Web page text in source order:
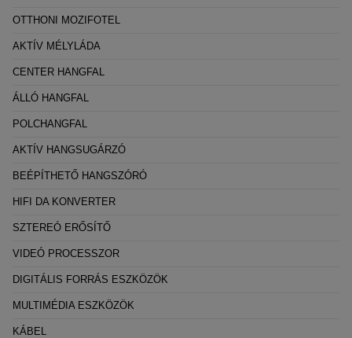
OTTHONI MOZIFOTEL
AKTÍV MÉLYLÁDA
CENTER HANGFAL
ÁLLÓ HANGFAL
POLCHANGFAL
AKTÍV HANGSUGÁRZÓ
BEÉPÍTHETŐ HANGSZÓRÓ
HIFI DA KONVERTER
SZTEREÓ ERŐSÍTŐ
VIDEÓ PROCESSZOR
DIGITÁLIS FORRÁS ESZKÖZÖK
MULTIMÉDIA ESZKÖZÖK
KÁBEL